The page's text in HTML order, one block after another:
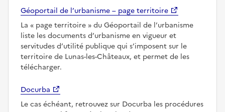
Géoportail de l’urbanisme – page territoire
La
page territoire
du Géoportail de l’urbanisme
liste les documents d’urbanisme en vigueur et
servitudes d’utilité publique qui s’imposent sur le
territoire de Lunas-les-Châteaux, et permet de les
télécharger.
Docurba
Le cas échéant, retrouvez sur Docurba les procédures